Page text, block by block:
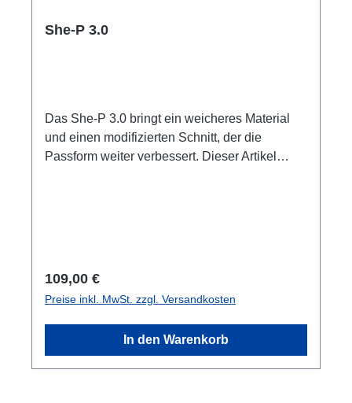
She-P 3.0
Das She-P 3.0 bringt ein weicheres Material
und einen modifizierten Schnitt, der die
Passform weiter verbessert. Dieser Artikel
Regulärer Preis:
109,00 €
Preise inkl. MwSt. zzgl. Versandkosten
In den Warenkorb